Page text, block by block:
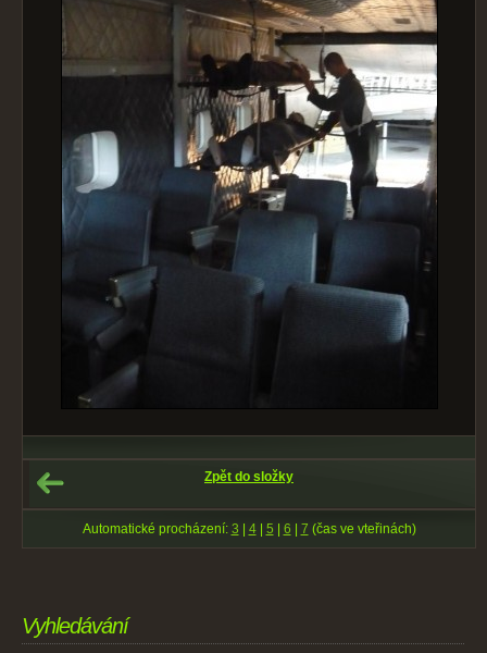
Zpět do složky
Automatické procházení: 3 4| 5 6 7 (čas ve vteřinách)
Vyhledávání